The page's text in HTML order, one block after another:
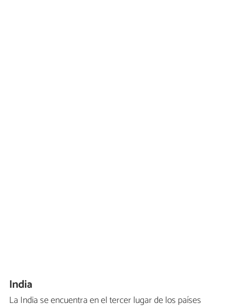
India
La India se encuentra en el tercer lugar de los países